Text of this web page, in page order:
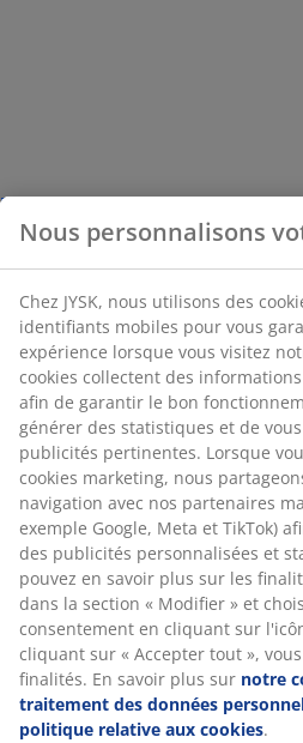
Nous personnalisons
Chez JYSK, nous utilisons des
identifiants mobiles pour vous
expérience lorsque vous visitez
cookies collectent des
afin de garantir le bon
générer des statistiques et de
publicités pertinentes. Lorsque
cookies marketing, nous
navigation avec nos partenaires
exemple Google, Meta et TikTok)
des publicités personnalisées et
pouvez en savoir plus sur les
dans la section « Modifier » et
consentement en cliquant sur
cliquant sur « Accepter tout »,
finalités. En savoir plus sur notre
traitement des données
politique relative aux cookies.